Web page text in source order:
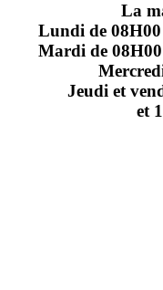
La
Lundi de
Mardi de
Jeudi et
et